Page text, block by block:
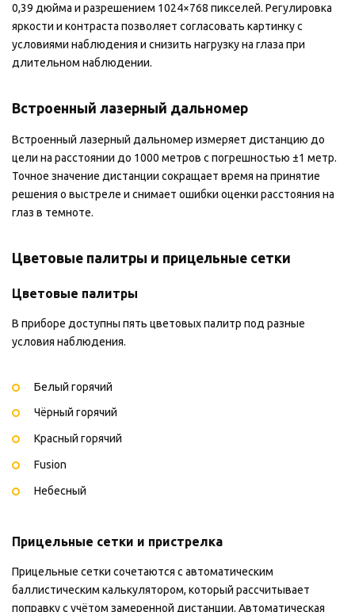
0,39 дюйма и разрешением 1024×768 пикселей. Регулировка
яркости и контраста позволяет согласовать картинку с
условиями наблюдения и снизить нагрузку на глаза при
длительном наблюдении.
Встроенный лазерный дальномер
Встроенный лазерный дальномер измеряет дистанцию до
цели на расстоянии до 1000 метров с погрешностью ±1 метр.
Точное значение дистанции сокращает время на принятие
решения о выстреле и снимает ошибки оценки расстояния на
глаз в темноте.
Цветовые палитры и прицельные сетки
Цветовые палитры
В приборе доступны пять цветовых палитр под разные
условия наблюдения.
Белый горячий
Чёрный горячий
Красный горячий
Fusion
Небесный
Прицельные сетки и пристрелка
Прицельные сетки сочетаются с автоматическим
баллистическим калькулятором, который рассчитывает
поправку с учётом замеренной дистанции. Автоматическая